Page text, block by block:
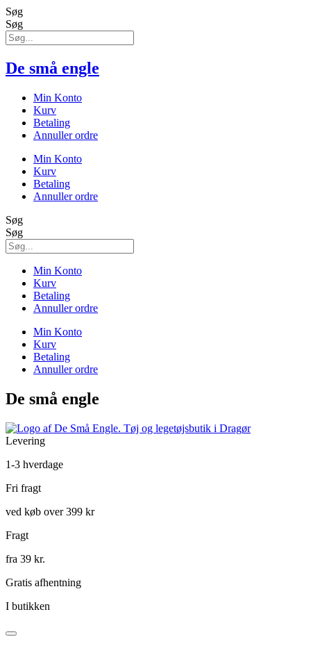
Søg
Søg
De små engle
Min Konto
Kurv
Betaling
Annuller ordre
Min Konto
Kurv
Betaling
Annuller ordre
Søg
Søg
Min Konto
Kurv
Betaling
Annuller ordre
Min Konto
Kurv
Betaling
Annuller ordre
De små engle
Levering
1-3 hverdage
Fri fragt
ved køb over 399 kr
Fragt
fra 39 kr.
Gratis afhentning
I butikken